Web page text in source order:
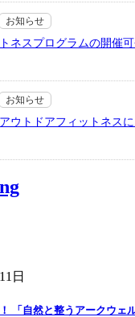
お知らせ
ネスプログラムの開催
お知らせ
ウトドアフィットネス
日
「自然と整うアークウェ